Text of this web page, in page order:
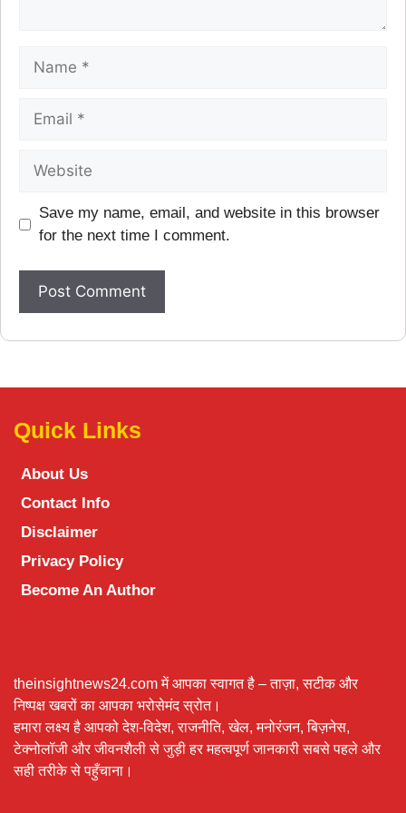
Save my name, email, and website in this browser
for the next time I comment.
Quick Links
About Us
Contact Info
Disclaimer
Privacy Policy
Become An Author
theinsightnews24.com में आपका स्वागत है – ताज़ा, सटीक और
निष्पक्ष खबरों का आपका भरोसेमंद स्रोत।
हमारा लक्ष्य है आपको देश-विदेश, राजनीति, खेल, मनोरंजन, बिज़नेस,
टेक्नोलॉजी और जीवनशैली से जुड़ी हर महत्वपूर्ण जानकारी सबसे पहले और
सही तरीके से पहुँचाना।